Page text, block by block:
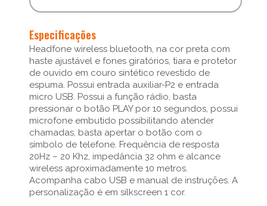
Especificações
Headfone wireless bluetooth, na cor preta com
haste ajustável e fones giratórios, tiara e protetor
de ouvido em couro sintético revestido de
espuma. Possui entrada auxiliar-P2 e entrada
micro USB. Possui a função rádio, basta
pressionar o botão PLAY por 10 segundos, possui
microfone embutido possibilitando atender
chamadas, basta apertar o botão com o
símbolo de telefone. Frequência de resposta
20Hz – 20 Khz, impedância 32 ohm e alcance
wireless aproximadamente 10 metros.
Acompanha cabo USB e manual de instruções. A
personalização é em silkscreen 1 cor.